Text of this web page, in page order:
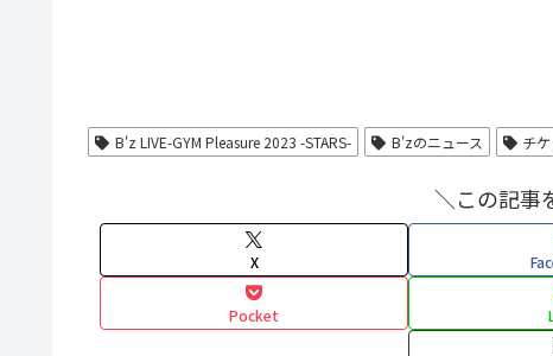
B'z LIVE-GYM Pleasure 2023 -STARS- B'zのニュース チ
＼この記事
X
Pocket